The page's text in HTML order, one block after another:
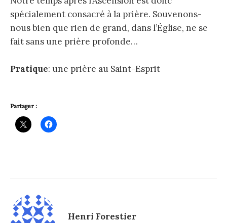
spécialement consacré à la prière. Souvenons-
nous bien que rien de grand, dans l’Église, ne se
fait sans une prière profonde…
Pratique: une prière au Saint-Esprit
Partager :
Henri Forestier